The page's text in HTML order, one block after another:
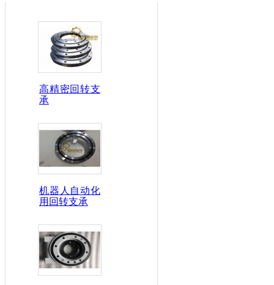
高精密回转支
承
机器人自动化
用回转支承